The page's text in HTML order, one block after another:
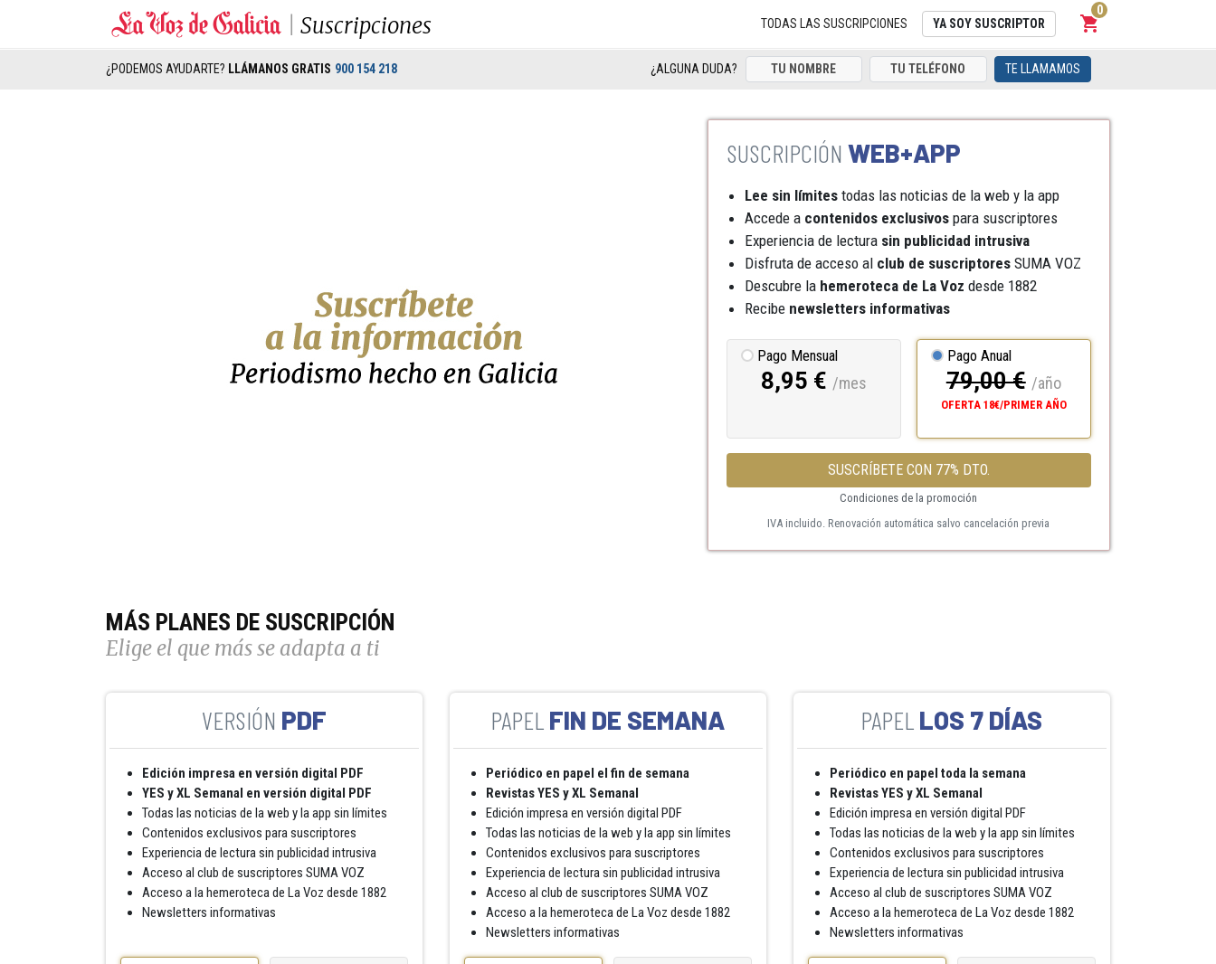
Suscripciones TODAS LAS SUSCRIPCIONES YA SOY SUSCRIPTOR shopping_cart
Carrito
0
¿PODEMOS AYUDARTE? LLÁMANOS GRATIS 900 154 218 ¿ALGUNA DUDA? TE LLAMAMOS
WEB+APP
Lee sin límitestodas las noticias de la web y la app
Accede acontenidos exclusivospara suscriptores
Experiencia de lecturasin publicidad intrusiva
Disfruta de acceso alclub de suscriptoresSUMA VOZ
Descubre lahemerotecade La Voz desde 1882
Recibe newsletters informativas
Pago Mensual
8,95 € /mes
Pago Anual
79,00 € /año
OFERTA 18€/PRIMER AÑO
SUSCRÍBETE CON 77% DTO.
Condiciones de la promoción
IVA incluido. Renovación automática salvo cancelación previa
MÁS PLANES DE SUSCRIPCIÓN
Elige el que más se adapta a ti
PDF
Edición impresa en versión digital PDF
YES y XL Semanal en versión digital PDF
Todas las noticias de la web y la app sin límites
Contenidos exclusivos para suscriptores
Experiencia de lectura sin publicidad intrusiva
Acceso al club de suscriptores SUMA VOZ
Acceso a la hemeroteca de La Voz desde 1882
Newsletters informativas
FIN DE SEMANA
Periódico en papel el fin de semana
Revistas YES y XL Semanal
Edición impresa en versión digital PDF
Todas las noticias de la web y la app sin límites
Contenidos exclusivos para suscriptores
Experiencia de lectura sin publicidad intrusiva
Acceso al club de suscriptores SUMA VOZ
Acceso a la hemeroteca de La Voz desde 1882
Newsletters informativas
LOS 7 DÍAS
Periódico en papel toda la semana
Revistas YES y XL Semanal
Edición impresa en versión digital PDF
Todas las noticias de la web y la app sin límites
Contenidos exclusivos para suscriptores
Experiencia de lectura sin publicidad intrusiva
Acceso al club de suscriptores SUMA VOZ
Acceso a la hemeroteca de La Voz desde 1882
Newsletters informativas